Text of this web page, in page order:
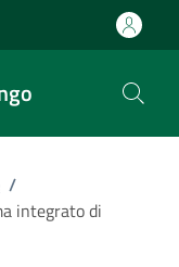
/
integrato di